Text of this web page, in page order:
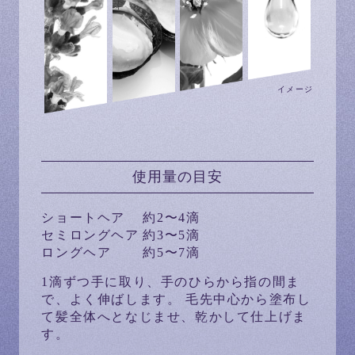
イメージ
使用量の目安
ショートヘア
約2〜4滴
セミロングヘア 約3〜5滴
ロングヘア
約5〜7滴
1滴ずつ手に取り、手のひらから指の間ま
で、よく伸ばします。 毛先中心から塗布し
て髪全体へとなじませ、乾かして仕上げま
す。